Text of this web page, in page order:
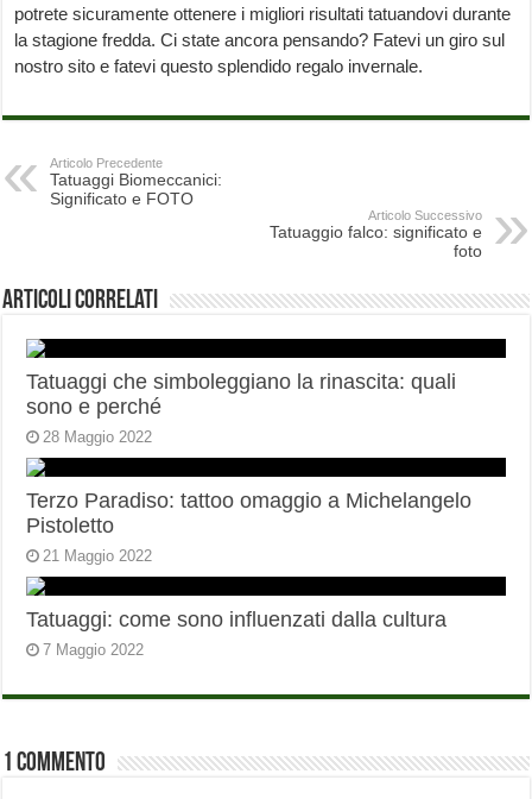
potrete sicuramente ottenere i migliori risultati tatuandovi durante
la stagione fredda. Ci state ancora pensando? Fatevi un giro sul
nostro sito e fatevi questo splendido regalo invernale.
Articolo Precedente
Tatuaggi Biomeccanici:
Significato e FOTO
Articolo Successivo
Tatuaggio falco: significato e
foto
Articoli correlati
Tatuaggi che simboleggiano la rinascita: quali
sono e perché
28 Maggio 2022
Terzo Paradiso: tattoo omaggio a Michelangelo
Pistoletto
21 Maggio 2022
Tatuaggi: come sono influenzati dalla cultura
7 Maggio 2022
1 Commento